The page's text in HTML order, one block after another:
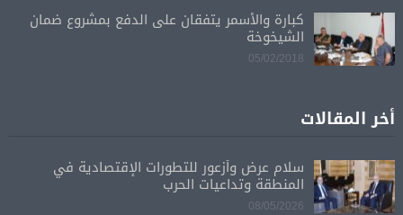
كبارة والأسمر يتفقان على الدفع بمشروع ضمان
الشيخوخة
05/02/2018
أخر المقالات
سلام عرض وأزعور للتطورات الإقتصادية في
المنطقة وتداعيات الحرب
08/05/2026